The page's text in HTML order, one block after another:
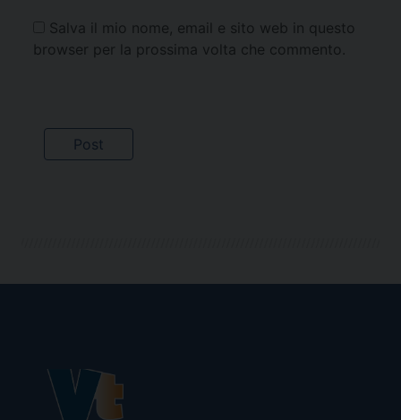
Salva il mio nome, email e sito web in questo
browser per la prossima volta che commento.